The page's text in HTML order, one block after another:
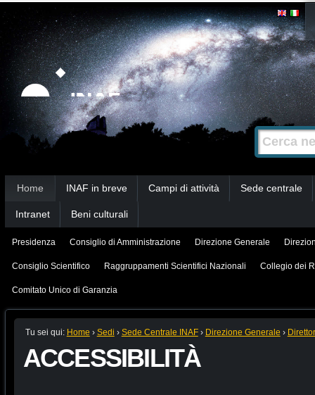
Strumenti
personali
Salta
contenuti.
|
Salta
alla
navigazione
Cerca nel
Ricerca
avanzata…
Home INAF in breve Campi di attività Sede centrale
Intranet Beni culturali
Presidenza Consiglio di Amministrazione Direzione Generale
Consiglio Scientifico Raggruppamenti Scientifici Nazionali Collegio dei
Comitato Unico di Garanzia
Tu sei qui: Home › Sedi › Sede Centrale INAF › Direzione Generale ›
ACCESSIBILITÀ